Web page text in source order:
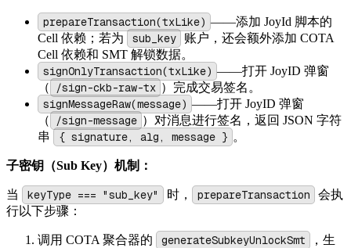
prepareTransaction(txLike) ——添加 JoyId 脚本的
Cell 依赖；若为
sub_key
账户，还会额外添加 COTA
Cell 依赖和 SMT 解锁数据。
signOnlyTransaction(txLike) ——打开 JoyID 弹窗
（
/sign-ckb-raw-tx ）完成交易签名。
signMessageRaw(message) ——打开 JoyID 弹窗
（
/sign-message ）对消息进行签名，返回 JSON 字符
串
{ signature, alg, message } 。
子密钥（Sub Key）机制：
当 keyType === "sub_key" 时， prepareTransaction
会执
行以下步骤：
调用 COTA 聚合器的 generateSubkeyUnlockSmt
，生